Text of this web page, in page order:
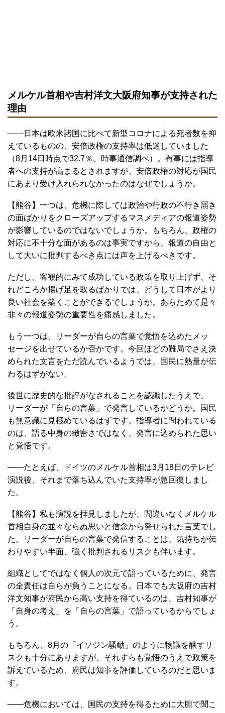
メルケル首相や吉村洋文大阪府知事が支持された
理由
――日本は欧米諸国に比べて新型コロナによる死者数を抑
えているものの、安倍政権の支持率は低迷していました
（8月14日時点で32.7％、時事通信調べ）。有事には指導
者への支持が高まるとされますが、安倍政権の対応が国民
にあまり受け入れられなかったのはなぜでしょうか。
【熊谷】一つは、危機に際しては政治や行政の不行き届き
の面ばかりをクローズアップするマスメディアの報道姿勢
が影響しているのではないでしょうか。もちろん、政権の
対応に不十分な面があるのは事実ですから、報道の自由と
して大いに批判するべき点には声を上げるべきです。
ただし、客観的にみて成功している政策を取り上げず、そ
れどころか揚げ足を取るばかりでは、どうして日本がより
良い社会を築くことができるでしょうか。あらためて是々
非々の報道姿勢の重要性を痛感しました。
もう一つは、リーダーが自らの言葉で覚悟を込めたメッ
セージを出せているか否かです。今回ほどの難局でさえ決
められた文言をただ読んでいるようでは、国民に熱量が伝
わるはずがない。
後世に歴史的な批評がなされることを認識したうえで、
リーダーが「自らの言葉」で発言しているかどうか。国民
も無意識に見極めているはずです。指導者に問われている
のは、語る中身の緻密さではなく、発言に込められた思い
と覚悟です。
――たとえば、ドイツのメルケル首相は3月18日のテレビ
演説後、それまで落ち込んでいた支持率が急回復しまし
た。
【熊谷】私も演説を拝見しましたが、間違いなくメルケル
首相自身の並々ならぬ思いと信念から発せられた言葉でし
た。リーダーが自らの言葉で発信することは、気持ちが伝
わりやすい半面、強く批判されるリスクも伴います。
組織としてではなく個人の次元で語っているために、発言
の全責任は自らが負うことになる。日本でも大阪府の吉村
洋文知事が府民から高い支持を得ているのは、吉村知事が
「自身の考え」を「自らの言葉」で語っているからでしょ
う。
もちろん、8月の「イソジン騒動」のように物議を醸すリ
スクも十分にありますが、それすらも覚悟のうえで政策を
訴えているため、府民は知事を評価しているのだと思いま
す。
――危機においては、国民の支持を得るために大胆で聞こ